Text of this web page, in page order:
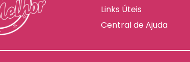
Links Úteis
Central de Ajuda